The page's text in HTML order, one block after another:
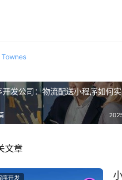
Townes
开发公司：物流配送小程序如何
文章
序开发